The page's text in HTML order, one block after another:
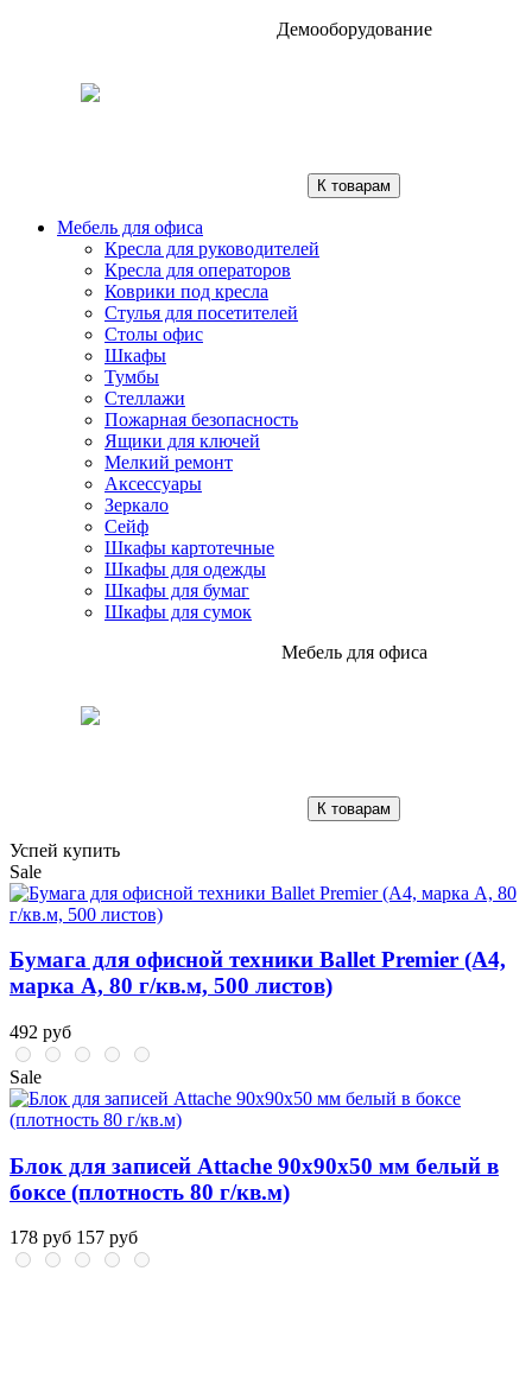
Демооборудование
К товарам
Мебель для офиса
Кресла для руководителей
Кресла для операторов
Коврики под кресла
Стулья для посетителей
Столы офис
Шкафы
Тумбы
Стеллажи
Пожарная безопасность
Ящики для ключей
Мелкий ремонт
Аксессуары
Зеркало
Сейф
Шкафы картотечные
Шкафы для одежды
Шкафы для бумаг
Шкафы для сумок
Мебель для офиса
К товарам
Успей купить
Sale
Бумага для офисной техники Ballet Premier (А4,
марка A, 80 г/кв.м, 500 листов)
492 руб
Sale
Блок для записей Attache 90x90x50 мм белый в
боксе (плотность 80 г/кв.м)
178 руб 157 руб